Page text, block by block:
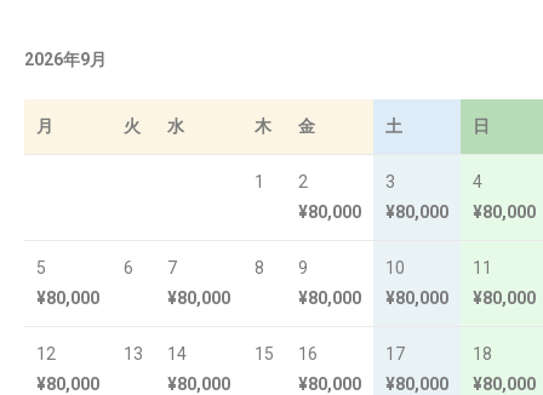
2026年9月
月 火 水 木 金 土 日
1
2
¥80,000
3
¥80,000
4
¥80,000
5
¥80,000
6
7
¥80,000
8
9
¥80,000
10
¥80,000
11
¥80,000
12
¥80,000
13
14
¥80,000
15
16
¥80,000
17
¥80,000
18
¥80,000